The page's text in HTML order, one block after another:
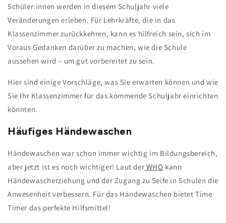
Schüler:innen werden in diesem Schuljahr viele
Veränderungen erleben. Für Lehrkräfte, die in das
Klassenzimmer zurückkehren, kann es hilfreich sein, sich im
Voraus Gedanken darüber zu machen, wie die Schule
aussehen wird – um gut vorbereitet zu sein.
Hier sind einige Vorschläge, was Sie erwarten können und wie
Sie Ihr Klassenzimmer für das kommende Schuljahr einrichten
könnten.
Häufiges Händewaschen
Händewaschen war schon immer wichtig im Bildungsbereich,
aber jetzt ist es noch wichtiger! Laut der WHO kann
Händewascherziehung und der Zugang zu Seife in Schulen die
Anwesenheit verbessern. Für das Händewaschen bietet Time
Timer das perfekte Hilfsmittel!